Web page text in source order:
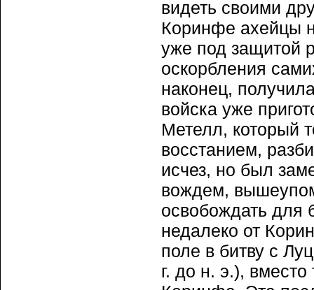
видеть своими
Коринфе ахейцы
уже под защитой
оскорбления
наконец,
войска уже
Метелл, который
восстанием,
исчез, но был
вождем,
освобождать для
недалеко от
поле в битву с
г. до н. э.),